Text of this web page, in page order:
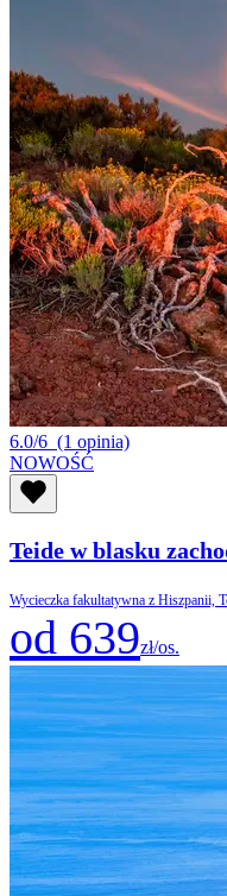
6.0/6 (1 opinia)
NOWOŚĆ
Teide w blasku
Wycieczka fakultatywna z Hiszpanii,
od 639zł/os.